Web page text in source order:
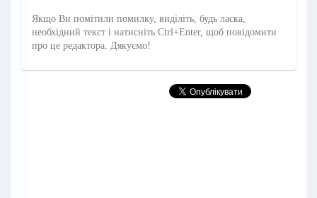
Якщо Ви помітили помилку, виділіть, будь ласка,
необхідний текст і натисніть Ctrl+Enter, щоб повідомити
про це редактора. Дякуємо!